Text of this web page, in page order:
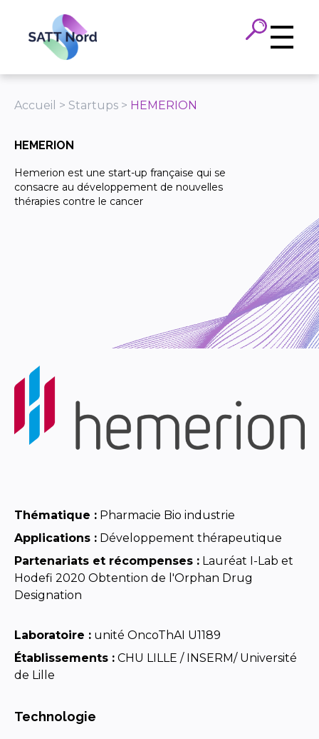
Accueil > Startups > HEMERION
HEMERION
Hemerion est une start-up française qui se
consacre au développement de nouvelles
thérapies contre le cancer
Thématique : Pharmacie Bio industrie
Applications : Développement thérapeutique
Partenariats et récompenses : Lauréat I-Lab et
Hodefi 2020 Obtention de l'Orphan Drug
Designation
Laboratoire : unité OncoThAI U1189
Établissements : CHU LILLE / INSERM/ Université
de Lille
Technologie